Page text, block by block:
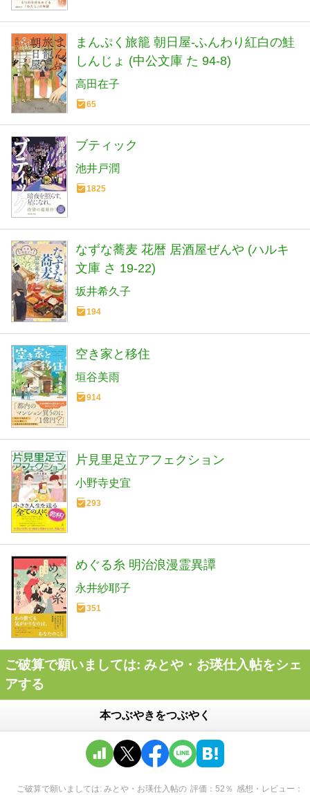
まんぷく旅籠 朝日屋-ふんわり紅白の鮭
しんじょ (中公文庫 た 94-8)
高田在子
65
ブティック
池井戸潤
1825
なずな蕎麦 花暦 居酒屋ぜんや (ハルキ
文庫 さ 19-22)
坂井希久子
194
空き家と移住
垣谷美雨
914
片見里足立アフェクション
小野寺史宜
293
めぐる糸 明治浪漫霊異譚
永井紗耶子
351
ご破算で願いましては: みとや・お瑛仕入帖をシェ
アする
本つぶやきをつぶやく
ご破算で願いましては: みとや・お瑛仕入帖の 評価 52 ％ 感想・レビュー